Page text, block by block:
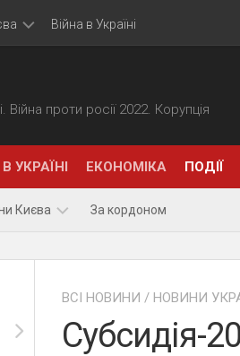
Війна в Україні
Війна проти росії 2022. Корупція
УКРАЇНІ ЕКОНОМІКА ПОДІЇ
Києва За кордоном
ВСІ НОВИНИ / НОВИНИ
Субсидія-